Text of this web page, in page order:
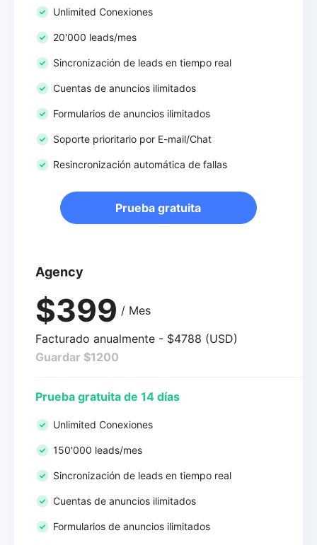
Unlimited Conexiones
20'000 leads/mes
Sincronización de leads en tiempo real
Cuentas de anuncios ilimitados
Formularios de anuncios ilimitados
Soporte prioritario por E-mail/Chat
Resincronización automática de fallas
Prueba gratuita
Agency
$399 / Mes
Facturado anualmente - $4788 (USD)
Guardar $1200
Prueba gratuita de 14 días
Unlimited Conexiones
150'000 leads/mes
Sincronización de leads en tiempo real
Cuentas de anuncios ilimitados
Formularios de anuncios ilimitados